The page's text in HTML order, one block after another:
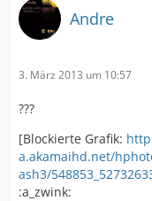
Andre
3. März 2013 um 10:57
???
[Blockierte Grafik:
a.akamaihd.net/
ash3/
:a_zwink: